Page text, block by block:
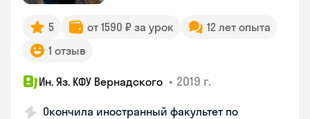
5 от 1590 ₽ за урок
12 лет опыта
1 отзыв
Ин. Яз. КФУ Вернадского • 2019 г.
Окончила иностранный факультет по